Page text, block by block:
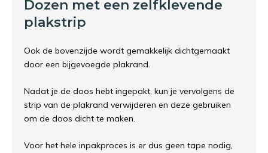
Dozen met een zelfklevende
plakstrip
Ook de bovenzijde wordt gemakkelijk dichtgemaakt
door een bijgevoegde plakrand.
Nadat je de doos hebt ingepakt, kun je vervolgens de
strip van de plakrand verwijderen en deze gebruiken
om de doos dicht te maken.
Voor het hele inpakproces is er dus geen tape nodig,